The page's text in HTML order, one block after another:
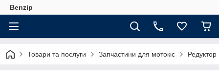
Benzip
Товари та послуги Запчастини для мотокіс